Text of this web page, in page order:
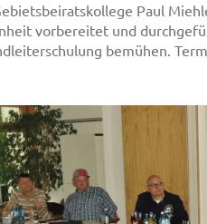
Paul
vorbereitet und
bemühen.